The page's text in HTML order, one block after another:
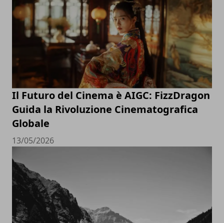
Il Futuro del Cinema è AIGC: FizzDragon
Guida la Rivoluzione Cinematografica
Globale
13/05/2026